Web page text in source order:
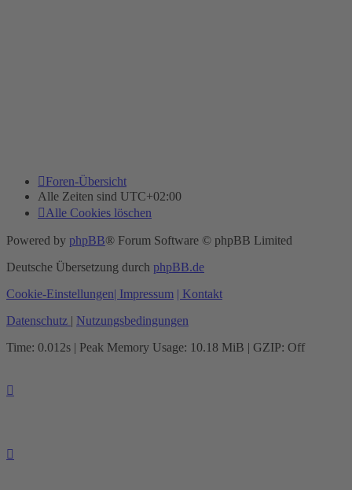
Foren-Übersicht
Alle Zeiten sind UTC+02:00
Alle Cookies löschen
Powered by phpBB® Forum Software © phpBB Limited
Deutsche Übersetzung durch phpBB.de
Cookie-Einstellungen| Impressum | Kontakt
Datenschutz | Nutzungsbedingungen
Time: 0.012s | Peak Memory Usage: 10.18 MiB | GZIP: Off